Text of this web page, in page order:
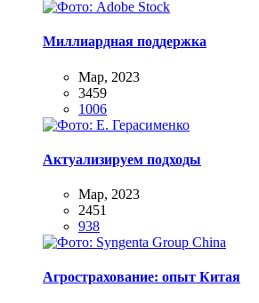
Миллиардная поддержка
Мар, 2023
3459
1006
Актуализируем подходы
Мар, 2023
2451
938
Агрострахование: опыт Китая